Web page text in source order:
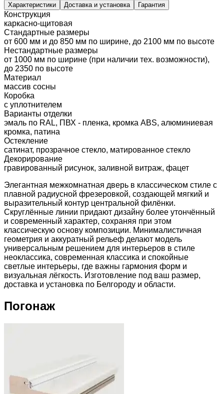
Характеристики Доставка и установка Гарантия
Конструкция
каркасно-щитовая
Стандартные размеры
от 600 мм и до 850 мм по ширине, до 2100 мм по высоте
Нестандартные размеры
от 1000 мм по ширине (при наличии тех. возможности),
до 2350 по высоте
Материал
массив сосны
Коробка
с уплотнителем
Варианты отделки
эмаль по RAL, ПВХ - пленка, кромка ABS, алюминиевая
кромка, патина
Остекление
сатинат, прозрачное стекло, матированное стекло
Декорирование
гравированный рисунок, заливной витраж, фацет
Элегантная межкомнатная дверь в классическом стиле с
плавной радиусной фрезеровкой, создающей мягкий и
выразительный контур центральной филёнки.
Скруглённые линии придают дизайну более утончённый
и современный характер, сохраняя при этом
классическую основу композиции. Минималистичная
геометрия и аккуратный рельеф делают модель
универсальным решением для интерьеров в стиле
неоклассика, современная классика и спокойные
светлые интерьеры, где важны гармония форм и
визуальная лёгкость. Изготовление под ваш размер,
доставка и установка по Белгороду и области.
Погонаж